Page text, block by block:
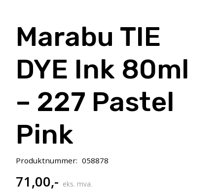
Marabu TIE
DYE Ink 80ml
– 227 Pastel
Pink
Produktnummer: 058878
71,00,- eks. mva.